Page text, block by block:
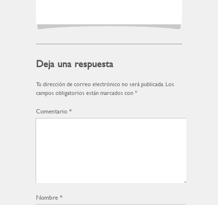
Deja una respuesta
Tu dirección de correo electrónico no será publicada. Los
campos obligatorios están marcados con *
Comentario *
Nombre *